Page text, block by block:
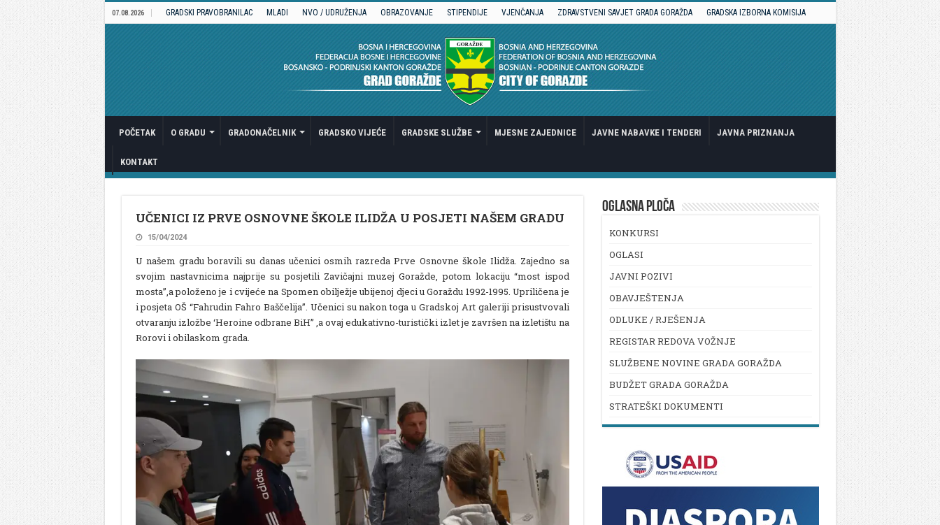
07.08.2026 GRADSKI PRAVOBRANILAC MLADI NVO / UDRUŽENJA OBRAZOVANJE STIPENDIJE VJENČANJA ZDRAVSTVENI SAVJET GRADA GORAŽDA GRADSKA IZBORNA KOMISIJA
POČETAK O GRADU GRADONAČELNIK GRADSKO VIJEĆE GRADSKE SLUŽBE MJESNE ZAJEDNICE JAVNE NABAVKE I TENDERI JAVNA PRIZNANJA
KONTAKT
UČENICI IZ PRVE OSNOVNE ŠKOLE ILIDŽA U POSJETI NAŠEM GRADU
15/04/2024
U našem gradu boravili su danas učenici osmih razreda Prve Osnovne škole Ilidža. Zajedno sa
svojim nastavnicima najprije su posjetili Zavičajni muzej Goražde, potom lokaciju “most ispod
mosta”,a položeno je i cvijeće na Spomen obilježje ubijenoj djeci u Goraždu 1992-1995. Upriličena je
i posjeta OŠ “Fahrudin Fahro Baščelija”. Učenici su nakon toga u Gradskoj Art galeriji prisustvovali
otvaranju izložbe ‘Heroine odbrane BiH” ,a ovaj edukativno-turistički izlet je završen na izletištu na
Rorovi i obilaskom grada.
OGLASNA PLOČA
KONKURSI
OGLASI
JAVNI POZIVI
OBAVJEŠTENJA
ODLUKE / RJEŠENJA
REGISTAR REDOVA VOŽNJE
SLUŽBENE NOVINE GRADA GORAŽDA
BUDŽET GRADA GORAŽDA
STRATEŠKI DOKUMENTI